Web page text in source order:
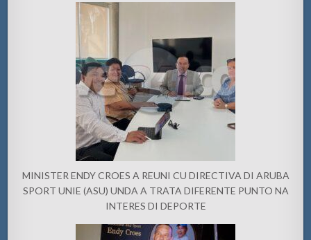
MINISTER ENDY CROES A REUNI CU DIRECTIVA DI ARUBA
SPORT UNIE (ASU) UNDA A TRATA DIFERENTE PUNTO NA
INTERES DI DEPORTE